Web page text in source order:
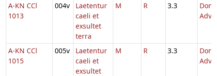
A-KN CCl
1013
004v
Laetentur
caeli et
exsultet
terra
M R 3.3
A-KN CCl
1015
005v
Laetentur
caeli et
exsultet
M R 3.3